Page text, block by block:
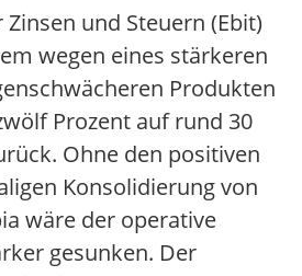
Zinsen und Steuern (Ebit)
wegen eines stärkeren
Produkten
Prozent auf rund 30
Ohne den positiven
Konsolidierung von
wäre der operative
gesunken. Der